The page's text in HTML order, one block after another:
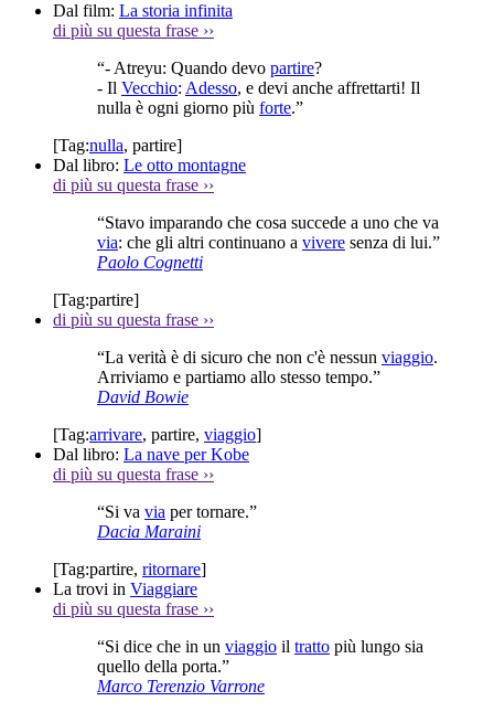
Dal film: La storia infinita
di più su questa frase ››
“- Atreyu: Quando devo partire?
- Il Vecchio: Adesso, e devi anche affrettarti! Il
nulla è ogni giorno più forte.”
[Tag:nulla, partire]
Dal libro: Le otto montagne
di più su questa frase ››
“Stavo imparando che cosa succede a uno che va
via: che gli altri continuano a vivere senza di lui.”
Paolo Cognetti
[Tag:partire]
di più su questa frase ››
“La verità è di sicuro che non c'è nessun viaggio.
Arriviamo e partiamo allo stesso tempo.”
David Bowie
[Tag:arrivare, partire, viaggio]
Dal libro: La nave per Kobe
di più su questa frase ››
“Si va via per tornare.”
Dacia Maraini
[Tag:partire, ritornare]
La trovi in Viaggiare
di più su questa frase ››
“Si dice che in un viaggio il tratto più lungo sia
quello della porta.”
Marco Terenzio Varrone